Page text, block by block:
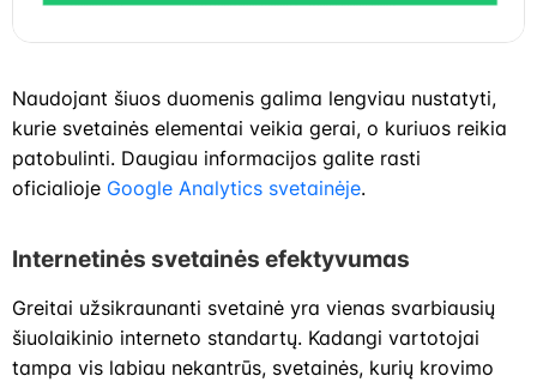
Naudojant šiuos duomenis galima lengviau nustatyti,
kurie svetainės elementai veikia gerai, o kuriuos reikia
patobulinti. Daugiau informacijos galite rasti
oficialioje Google Analytics svetainėje.
Internetinės svetainės efektyvumas
Greitai užsikraunanti svetainė yra vienas svarbiausių
šiuolaikinio interneto standartų. Kadangi vartotojai
tampa vis labiau nekantrūs, svetainės, kurių krovimo